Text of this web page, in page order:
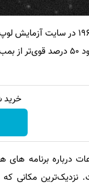
خرید
درباره برنامه های
نزدیک‌ترین مکانی